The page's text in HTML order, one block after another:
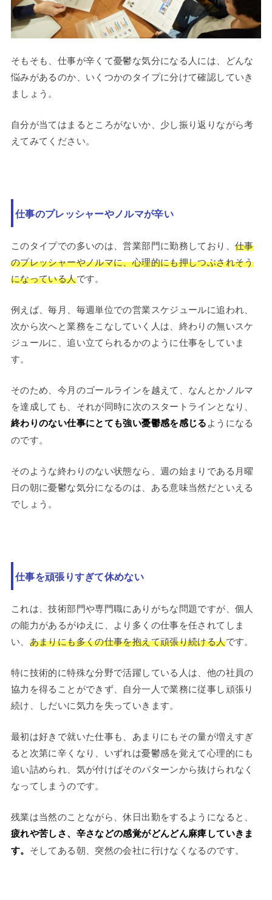
そもそも、仕事が辛くて憂鬱な気分になる人には、どんな
悩みがあるのか、いくつかのタイプに分けて確認していき
ましょう。
自分が当てはまるところがないか、少し振り返りながら考
えてみてください。
仕事のプレッシャーやノルマが辛い
このタイプでの多いのは、営業部門に勤務しており、 仕事
のプレッシャーやノルマに、心理的にも押しつぶされそう
になっている人です。
例えば、毎月、毎週単位での営業スケジュールに追われ、
次から次へと業務をこなしていく人は、終わりの無いスケ
ジュールに、追い立てられるかのように仕事をしていま
す。
そのため、今月のゴールラインを越えて、なんとかノルマ
を達成しても、それが同時に次のスタートラインとなり、
終わりのない仕事にとても強い憂鬱感を感じるようになる
のです。
そのような終わりのない状態なら、週の始まりである月曜
日の朝に憂鬱な気分になるのは、ある意味当然だといえる
でしょう。
仕事を頑張りすぎて休めない
これは、技術部門や専門職にありがちな問題ですが、個人
の能力があるがゆえに、より多くの仕事を任されてしま
い、 あまりにも多くの仕事を抱えて頑張り続ける人です。
特に技術的に特殊な分野で活躍している人は、他の社員の
協力を得ることができず、自分一人で業務に従事し頑張り
続け、しだいに気力を失っていきます。
最初は好きで就いた仕事も、あまりにもその量が増えすぎ
ると次第に辛くなり、いずれは憂鬱感を覚えて心理的にも
追い詰められ、気が付けばそのパターンから抜けられなく
なってしまうのです。
残業は当然のことながら、休日出勤をするようになると、
疲れや苦しさ、辛さなどの感覚がどんどん麻痺していきま
す。 そしてある朝、突然の会社に行けなくなるのです。